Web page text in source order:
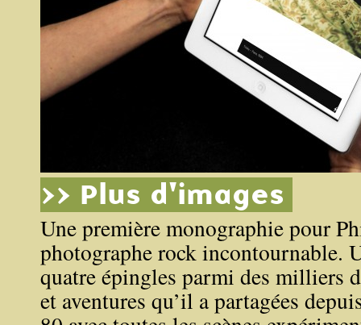
>> Plus d'images
Une première monographie pour
photographe rock incontournable.
quatre épingles parmi des milliers
et aventures qu’il a partagées